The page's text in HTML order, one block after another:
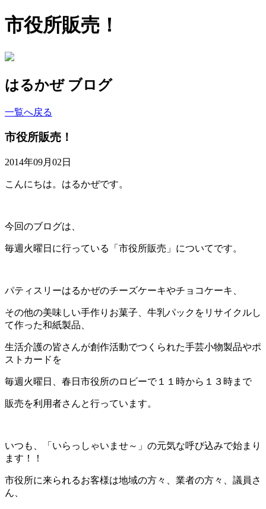
市役所販売！
はるかぜ ブログ
一覧へ戻る
市役所販売！
2014年09月02日
こんにちは。はるかぜです。
今回のブログは、
毎週火曜日に行っている「市役所販売」についてです。
パティスリーはるかぜのチーズケーキやチョコケーキ、
その他の美味しい手作りお菓子、牛乳パックをリサイクルし
て作った和紙製品、
生活介護の皆さんが創作活動でつくられた手芸小物製品やポ
ストカードを
毎週火曜日、春日市役所のロビーで１１時から１３時まで
販売を利用者さんと行っています。
いつも、「いらっしゃいませ～」の元気な呼び込みで始まり
ます！！
市役所に来られるお客様は地域の方々、業者の方々、議員さ
ん、